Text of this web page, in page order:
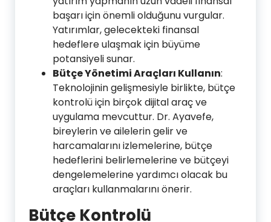
başarı için önemli olduğunu vurgular.
Yatırımlar, gelecekteki finansal
hedeflere ulaşmak için büyüme
potansiyeli sunar.
Bütçe Yönetimi Araçları Kullanın:
Teknolojinin gelişmesiyle birlikte, bütçe
kontrolü için birçok dijital araç ve
uygulama mevcuttur. Dr. Ayavefe,
bireylerin ve ailelerin gelir ve
harcamalarını izlemelerine, bütçe
hedeflerini belirlemelerine ve bütçeyi
dengelemelerine yardımcı olacak bu
araçları kullanmalarını önerir.
Bütçe Kontrolü